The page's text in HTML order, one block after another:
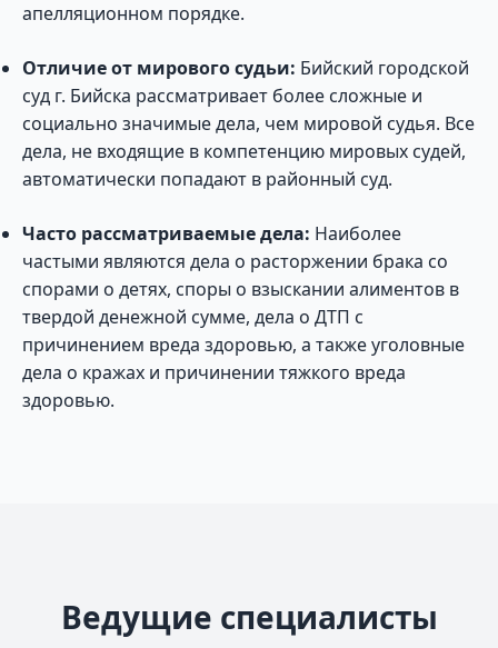
апелляционном порядке.
Отличие от мирового судьи: Бийский городской
суд г. Бийска рассматривает более сложные и
социально значимые дела, чем мировой судья. Все
дела, не входящие в компетенцию мировых судей,
автоматически попадают в районный суд.
Часто рассматриваемые дела: Наиболее
частыми являются дела о расторжении брака со
спорами о детях, споры о взыскании алиментов в
твердой денежной сумме, дела о ДТП с
причинением вреда здоровью, а также уголовные
дела о кражах и причинении тяжкого вреда
здоровью.
Ведущие специалисты